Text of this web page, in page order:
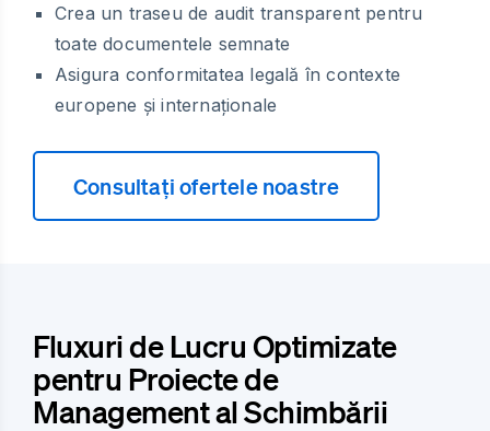
Crea un traseu de audit transparent pentru
toate documentele semnate
Asigura conformitatea legală în contexte
europene și internaționale
Consultați ofertele noastre
Fluxuri de Lucru Optimizate
pentru Proiecte de
Management al Schimbării